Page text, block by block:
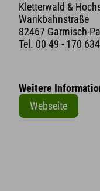
Kletterwald &
Wankbahnstraße
82467 Garmisch-
Tel. 00 49 - 170
Weitere
Webseite